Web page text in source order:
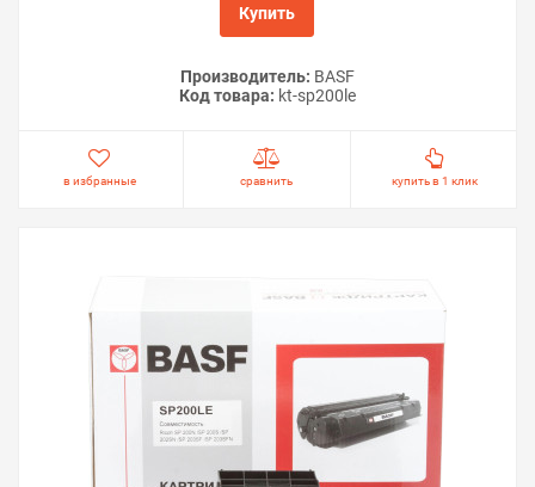
Купить
Производитель: BASF
Код товара: kt-sp200le
в избранные сравнить купить в 1 клик